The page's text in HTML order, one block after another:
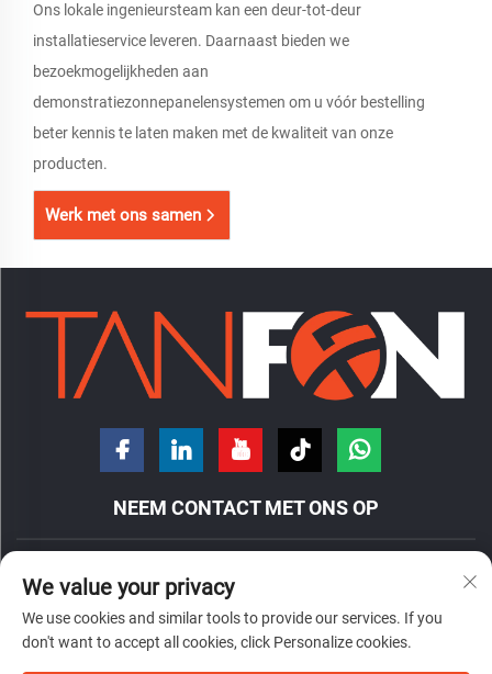
Ons lokale ingenieursteam kan een deur-tot-deur
installatieservice leveren. Daarnaast bieden we
bezoekmogelijkheden aan
demonstratiezonnepanelensystemen om u vóór bestelling
beter kennis te laten maken met de kwaliteit van onze
producten.
Werk met ons samen
NEEM CONTACT MET ONS OP
Nr. 7 Hongde Road, Nanzhuang Town, District Chancheng, Stad
Foshan, Provincie Guangdong, China.
+86-18098194312
We value your privacy
We use cookies and similar tools to provide our services. If you
don't want to accept all cookies, click Personalize cookies.